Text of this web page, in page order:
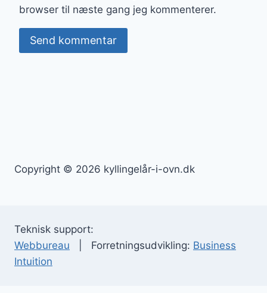
browser til næste gang jeg kommenterer.
Copyright © 2026 kyllingelår-i-ovn.dk
Teknisk support:
Webbureau | Forretningsudvikling: Business
Intuition